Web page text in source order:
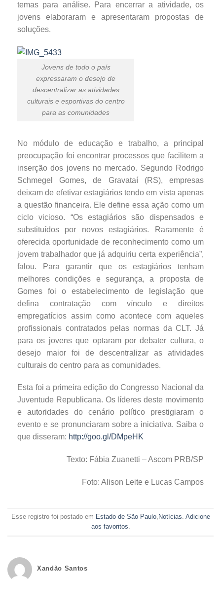
temas para análise. Para encerrar a atividade, os
jovens elaboraram e apresentaram propostas de
soluções.
Jovens de todo o país
expressaram o desejo de
descentralizar as atividades
culturais e esportivas do centro
para as comunidades
No módulo de educação e trabalho, a principal
preocupação foi encontrar processos que facilitem a
inserção dos jovens no mercado. Segundo Rodrigo
Schmegel Gomes, de Gravataí (RS), empresas
deixam de efetivar estagiários tendo em vista apenas
a questão financeira. Ele define essa ação como um
ciclo vicioso. “Os estagiários são dispensados e
substituídos por novos estagiários. Raramente é
oferecida oportunidade de reconhecimento como um
jovem trabalhador que já adquiriu certa experiência”,
falou. Para garantir que os estagiários tenham
melhores condições e segurança, a proposta de
Gomes foi o estabelecimento de legislação que
defina contratação com vínculo e direitos
empregatícios assim como acontece com aqueles
profissionais contratados pelas normas da CLT. Já
para os jovens que optaram por debater cultura, o
desejo maior foi de descentralizar as atividades
culturais do centro para as comunidades.
Esta foi a primeira edição do Congresso Nacional da
Juventude Republicana. Os líderes deste movimento
e autoridades do cenário político prestigiaram o
evento e se pronunciaram sobre a iniciativa. Saiba o
que disseram: http://goo.gl/DMpeHK
Texto: Fábia Zuanetti – Ascom PRB/SP
Foto: Alison Leite e Lucas Campos
Esse registro foi postado em Estado de São Paulo, Notícias. Adicione
aos favoritos.
Xandão Santos